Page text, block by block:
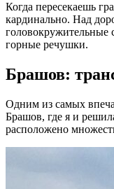
Когда пересекаешь
кардинально. Над
головокружительные
горные речушки.
Брашов:
Одним из самых
Брашов, где я и
расположено